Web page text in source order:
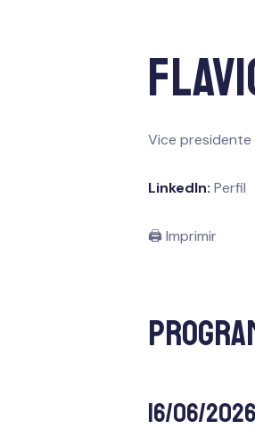
Vice presidente
LinkedIn: Perfil
🖨 Imprimir
16/06/2026